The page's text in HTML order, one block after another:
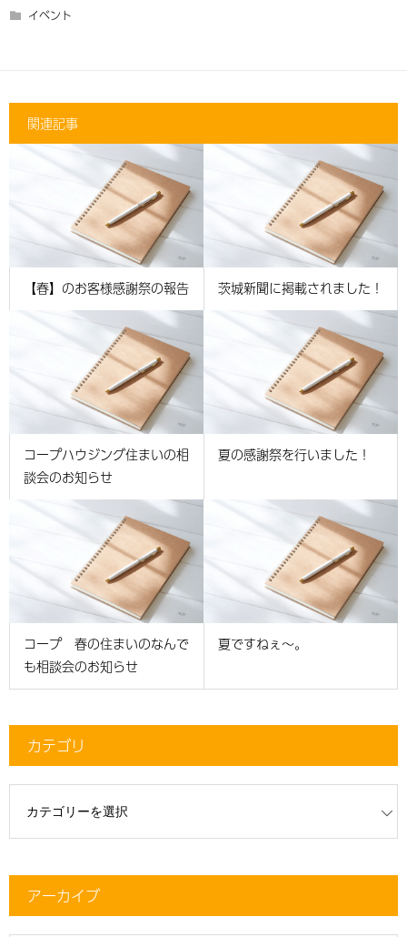
イベント
関連記事
【春】のお客様感謝祭の報告 茨城新聞に掲載されました！
コープハウジング住まいの相
談会のお知らせ
夏の感謝祭を行いました！
コープ 春の住まいのなんで
も相談会のお知らせ
夏ですねぇ～。
カテゴリ
アーカイブ